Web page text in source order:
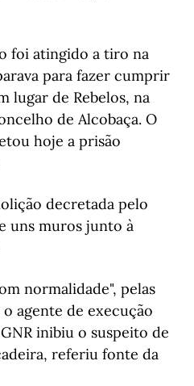
foi atingido a tiro na
para fazer cumprir
lugar de Rebelos, na
de Alcobaça. O
hoje a prisão
decretada pelo
uns muros junto à
normalidade", pelas
agente de execução
inibiu o suspeito de
referiu fonte da